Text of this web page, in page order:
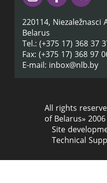
220114, Niezaležnasci
Belarus
Tel.: (+375 17) 368 37
Fax: (+375 17) 368 97
E-mail: inbox@nlb.by
All rights
of Belarus»
Site
Technical